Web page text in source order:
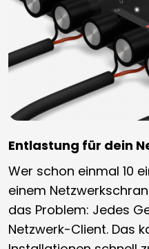
Entlastung für dein
Wer schon einmal 10
einem
das Problem: Jedes
Netzwerk-Client. Das